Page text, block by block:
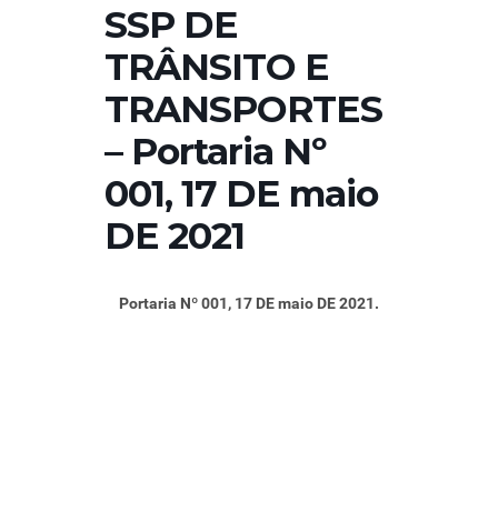
SSP DE
TRÂNSITO E
TRANSPORTES
– Portaria Nº
001, 17 DE maio
DE 2021
Portaria Nº 001, 17 DE maio DE 2021.